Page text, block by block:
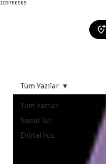
103786565
Tüm Yazılar
Sanal Tur
Dijital İkiz
Tüm Yazılar